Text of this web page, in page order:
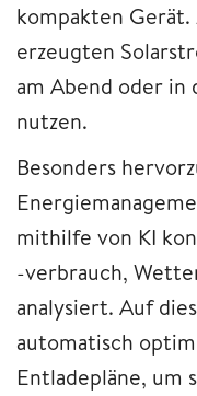
kompakten
erzeugten
am Abend oder in
nutzen.
Besonders
mithilfe von KI
-verbrauch,
analysiert. Auf
automatisch
Entladepläne, um